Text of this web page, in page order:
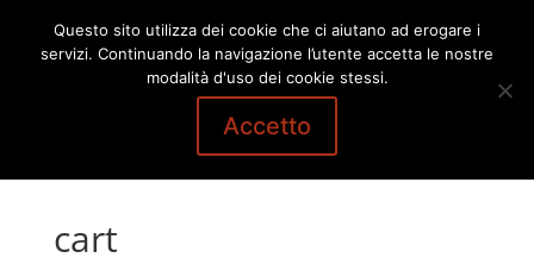
cart
Questo sito utilizza dei cookie che ci aiutano ad erogare i
servizi. Continuando la navigazione l’utente accetta le nostre
modalità d'uso dei cookie stessi.
Accetto